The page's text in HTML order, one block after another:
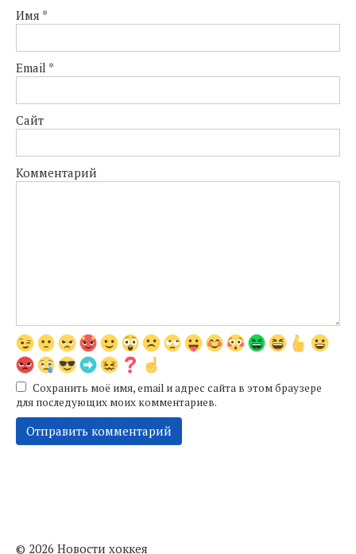
Имя *
Email *
Сайт
Комментарий
Сохранить моё имя, email и адрес сайта в этом браузере
для последующих моих комментариев.
© 2026 Новости хоккея